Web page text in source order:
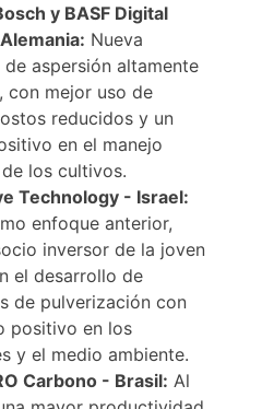
y BASF Digital
Nueva
aspersión altamente
con mejor uso de
reducidos y un
en el manejo
los cultivos.
Technology - Israel:
enfoque anterior,
inversor de la joven
el desarrollo de
de pulverización con
positivo en los
y el medio ambiente.
Carbono - Brasil: Al